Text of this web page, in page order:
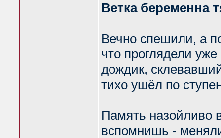
Ветка беременна
Вечно спешили, а
что проглядели
дождик,
тихо ушёл по
Память назойливо
вспомнишь -